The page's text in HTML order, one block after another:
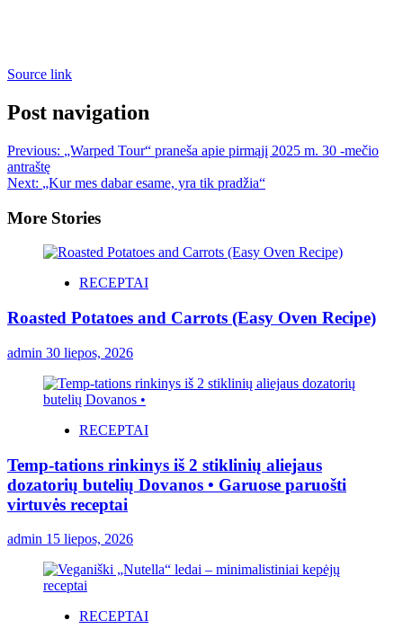
Source link
Post navigation
Previous: „Warped Tour“ praneša apie pirmąjį 2025 m. 30 -mečio
antraštę
Next: „Kur mes dabar esame, yra tik pradžia“
More Stories
RECEPTAI
Roasted Potatoes and Carrots (Easy Oven Recipe)
admin 30 liepos, 2026
RECEPTAI
Temp-tations rinkinys iš 2 stiklinių aliejaus
dozatorių butelių Dovanos • Garuose paruošti
virtuvės receptai
admin 15 liepos, 2026
RECEPTAI